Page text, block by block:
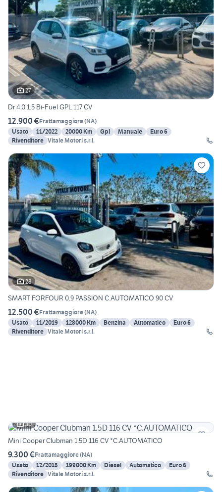
27
Dr 4.0 1.5 Bi-Fuel GPL 117 CV
12.900 €Frattamaggiore(NA)
Usato
11/2022 20000 Km Gpl Manuale
Euro 6
Rivenditore Vitale Motori s.r.l.
28
SMART FORFOUR 0.9 PASSION C.AUTOMATICO 90 CV
12.500 €Frattamaggiore(NA)
Usato
11/2019 128000 Km Benzina Automatico
Euro 6
Rivenditore Vitale Motori s.r.l.
30
Mini Cooper Clubman 1.5D 116 CV *C.AUTOMATICO
9.300 €Frattamaggiore(NA)
Usato
12/2015 199000 Km Diesel Automatico
Euro 6
Rivenditore Vitale Motori s.r.l.